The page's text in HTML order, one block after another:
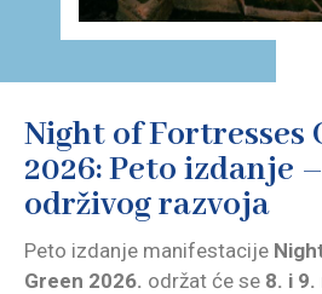
Night of Fortresses
2026: Peto izdanje
održivog razvoja
Peto izdanje manifestacije
Green 2026. održat će se 8. i